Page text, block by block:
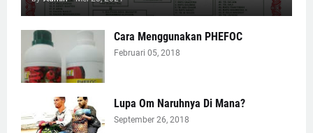
Cara Menggunakan PHEFOC
Februari 05, 2018
Lupa Om Naruhnya Di Mana?
September 26, 2018